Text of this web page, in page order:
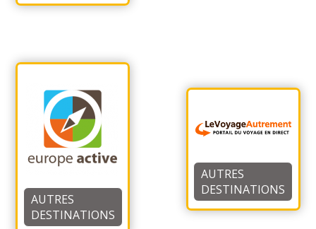
AUTRES
DESTINATIONS
AUTRES
DESTINATIONS